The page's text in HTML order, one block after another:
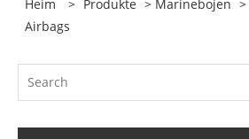
Heim > Produkte > Marinebojen
Airbags